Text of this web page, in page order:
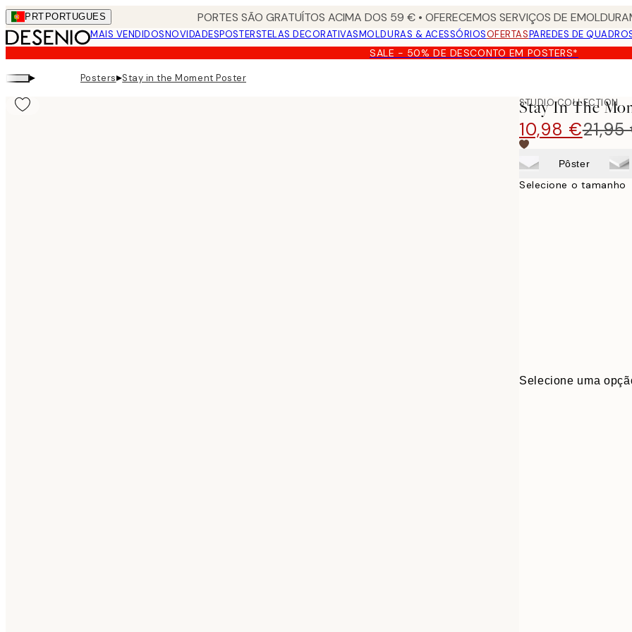
Skip
to
main
content.
PRT PORTUGUES PORTES SÃO GRATUÍTOS ACIMA DOS 59 € • OFERECEMOS SERVIÇOS DE
MAIS VENDIDOSNOVIDADESPOSTERSTELAS DECORATIVASMOLDURAS & ACESSÓRIOSOFERTASPAREDES DE
SALE - 50% DE DESCONTO EM POSTERS*
▸ Posters▸Stay in the Moment Poster
STUDIO COLLECTION
Stay In The
10,98 €
Pôster
Selecione o tamanho
Selecione uma